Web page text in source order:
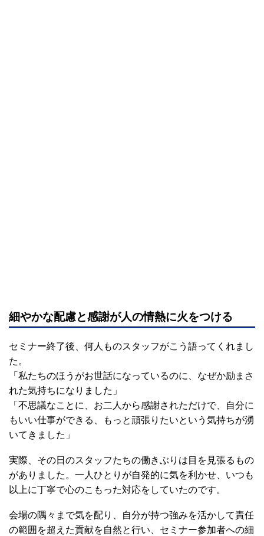
細やかな配慮と感謝が人の情熱に火をつける
セミナー終了後、何人ものスタッフがこう語ってくれまし
た。
「私たちのほうがお世話になっているのに、なぜか励まさ
れた気持ちになりました」
「不思議なことに、お二人から感謝されただけで、自分に
もいい仕事ができる、もっと頑張りたいという気持ちが湧
いてきました」
実際、その日のスタッフたちの働きぶりは目を見張るもの
がありました。一人ひとりが自発的に気を利かせ、いつも
以上に丁寧で心のこもった対応をしていたのです。
会場の隅々まで気を配り、自分が持つ強みを活かして責任
の範囲を超えた貢献を自然と行い、セミナー参加者への細